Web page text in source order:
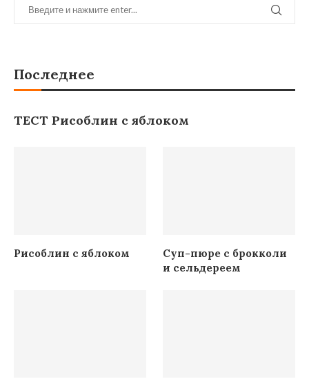
Последнее
ТЕСТ Рисоблин с яблоком
Рисоблин с яблоком
Суп-пюре с брокколи
и сельдереем